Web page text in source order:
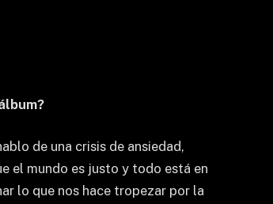
de una crisis de ansiedad,
el mundo es justo y todo está en
lo que nos hace tropezar por la